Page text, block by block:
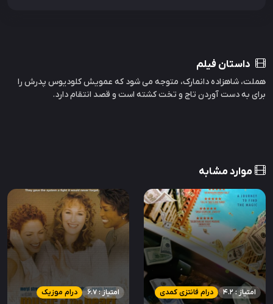
داستان فیلم
هملت، شاهزاده دانمارک، متوجه می شود که عمویش کلودیوس پدرش را
برای به دست آوردن تاج و تخت کشته است و قصد انتقام دارد.
موارد مشابه
درام فانتزی کمدی امتیاز : 4.2 درام موزیک امتیاز : 6.7